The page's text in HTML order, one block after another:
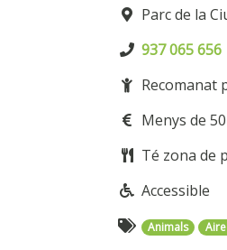
Parc de la
937 065 656
Recomanat
Menys de
Té zona de
Accessible
Animals